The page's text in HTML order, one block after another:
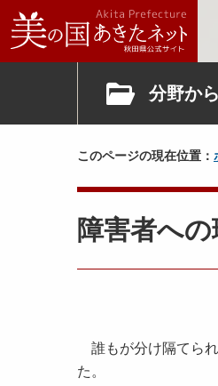
分野か
このページの現在位置：
障害者へ
誰もが分け隔てら
た。